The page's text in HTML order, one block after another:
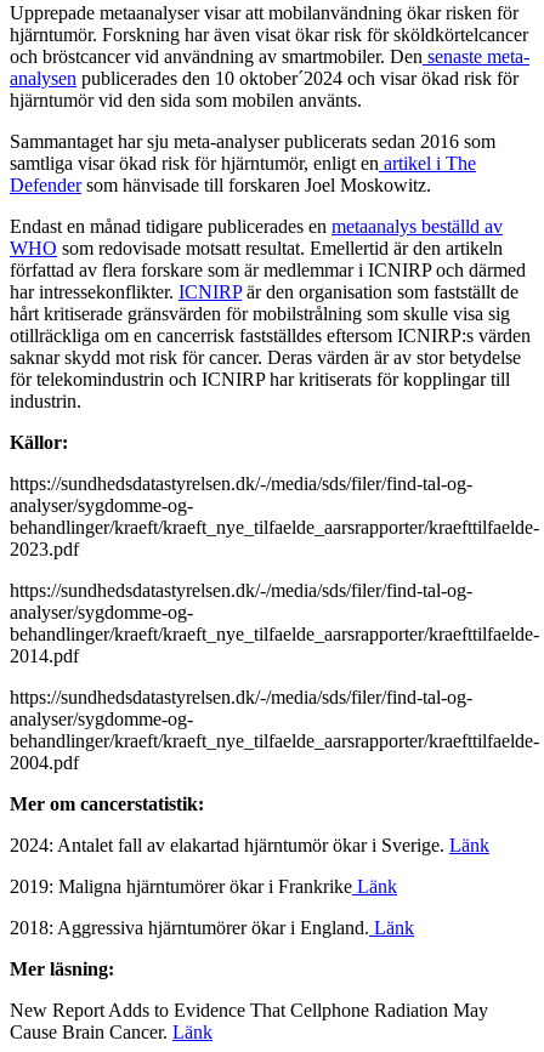
Upprepade metaanalyser visar att mobilanvändning ökar risken för
hjärntumör. Forskning har även visat ökar risk för sköldkörtelcancer
och bröstcancer vid användning av smartmobiler. Den senaste meta-
analysen publicerades den 10 oktober´2024 och visar ökad risk för
hjärntumör vid den sida som mobilen använts.
Sammantaget har sju meta-analyser publicerats sedan 2016 som
samtliga visar ökad risk för hjärntumör, enligt en artikel i The
Defendersom hänvisade till forskaren Joel Moskowitz.
Endast en månad tidigare publicerades en metaanalys beställd av
WHO som redovisade motsatt resultat. Emellertid är den artikeln
författad av flera forskare som är medlemmar i ICNIRP och därmed
har intressekonflikter. ICNIRPär den organisation som fastställt de
hårt kritiserade gränsvärden för mobilstrålning som skulle visa sig
otillräckliga om en cancerrisk fastställdes eftersom ICNIRP:s värden
saknar skydd mot risk för cancer. Deras värden är av stor betydelse
för telekomindustrin och ICNIRP har kritiserats för kopplingar till
industrin.
Källor:
https://sundhedsdatastyrelsen.dk/-/media/sds/filer/find-tal-og-
analyser/sygdomme-og-
behandlinger/kraeft/kraeft_nye_tilfaelde_aarsrapporter/kraefttilfaelde-
2023.pdf
https://sundhedsdatastyrelsen.dk/-/media/sds/filer/find-tal-og-
analyser/sygdomme-og-
behandlinger/kraeft/kraeft_nye_tilfaelde_aarsrapporter/kraefttilfaelde-
2014.pdf
https://sundhedsdatastyrelsen.dk/-/media/sds/filer/find-tal-og-
analyser/sygdomme-og-
behandlinger/kraeft/kraeft_nye_tilfaelde_aarsrapporter/kraefttilfaelde-
2004.pdf
Mer om cancerstatistik:
2024: Antalet fall av elakartad hjärntumör ökar i Sverige. Länk
2019: Maligna hjärntumörer ökar i Frankrike Länk
2018: Aggressiva hjärntumörer ökar i England. Länk
Mer läsning:
New Report Adds to Evidence That Cellphone Radiation May
Cause Brain Cancer. Länk